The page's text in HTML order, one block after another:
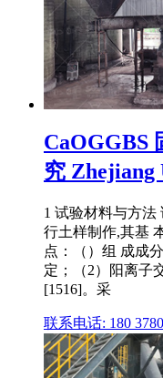
CaOGGBS
究 Zhejiang
1 试验材料与方法
行土样制作,其基
点：（）组 成成
定；（2）阳离子
[1516]。采
联系电话: 180